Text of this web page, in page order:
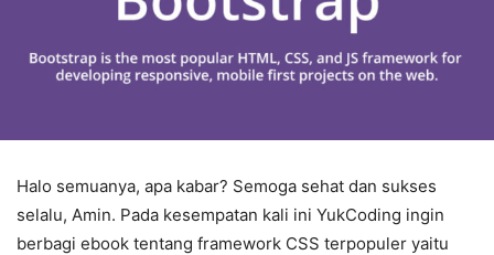
Halo semuanya, apa kabar? Semoga sehat dan sukses
selalu, Amin. Pada kesempatan kali ini YukCoding ingin
berbagi ebook tentang framework CSS terpopuler yaitu